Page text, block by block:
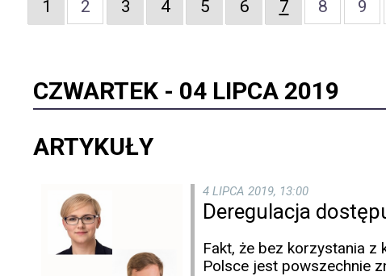
1 2 3 4 5 6 7 8 9
CZWARTEK - 04 LIPCA 2019
ARTYKUŁY
4 LIPCA 2019, 13:00
Deregulacja
Fakt, że bez korzystania
Polsce jest powszechnie